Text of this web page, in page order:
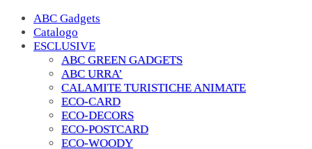
ABC Gadgets
Catalogo
ESCLUSIVE
ABC GREEN GADGETS
ABC URRA’
CALAMITE TURISTICHE ANIMATE
ECO-CARD
ECO-DECORS
ECO-POSTCARD
ECO-WOODY